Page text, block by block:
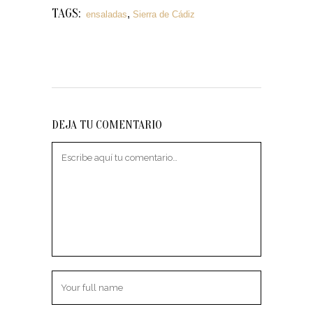
TAGS: ensaladas, Sierra de Cádiz
DEJA TU COMENTARIO